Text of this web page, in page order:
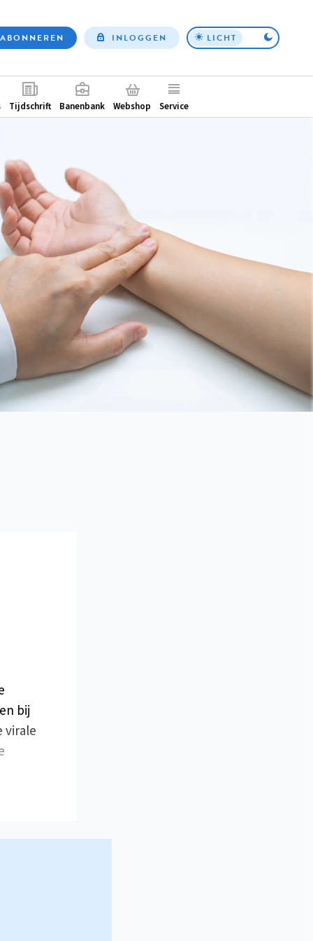
Top
ABONNEREN INLOGGEN LICHT
Tijdschrift Banenbank Webshop Service
bij
virale